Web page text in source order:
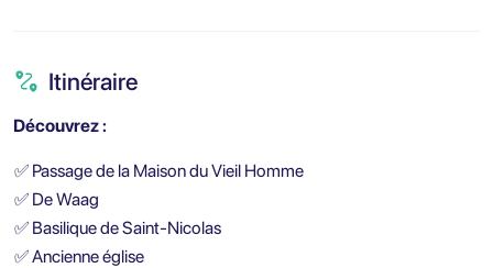
Itinéraire
Découvrez :
✅ Passage de la Maison du Vieil Homme
✅ De Waag
✅ Basilique de Saint-Nicolas
✅Ancienne église